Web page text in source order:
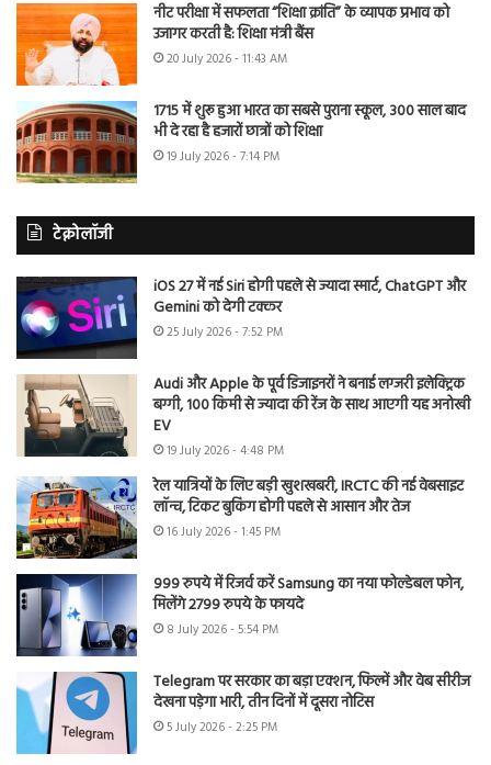
नीट परीक्षा में सफलता “शिक्षा क्रांति” के व्यापक प्रभाव को
उजागर करती है: शिक्षा मंत्री बैंस
20 July 2026 - 11:43 AM
1715 में शुरू हुआ भारत का सबसे पुराना स्कूल, 300 साल बाद
भी दे रहा है हजारों छात्रों को शिक्षा
19 July 2026 - 7:14 PM
टेक्नोलॉजी
iOS 27 में नई Siri होगी पहले से ज्यादा स्मार्ट, ChatGPT और
Gemini को देगी टक्कर
25 July 2026 - 7:52 PM
Audi और Apple के पूर्व डिजाइनरों ने बनाई लग्जरी इलेक्ट्रिक
बग्गी, 100 किमी से ज्यादा की रेंज के साथ आएगी यह अनोखी
EV
19 July 2026 - 4:48 PM
रेल यात्रियों के लिए बड़ी खुशखबरी, IRCTC की नई वेबसाइट
लॉन्च, टिकट बुकिंग होगी पहले से आसान और तेज
16 July 2026 - 1:45 PM
999 रुपये में रिजर्व करें Samsung का नया फोल्डेबल फोन,
मिलेंगे 2799 रुपये के फायदे
8 July 2026 - 5:54 PM
Telegram पर सरकार का बड़ा एक्शन, फिल्में और वेब सीरीज
देखना पड़ेगा भारी, तीन दिनों में दूसरा नोटिस
5 July 2026 - 2:25 PM